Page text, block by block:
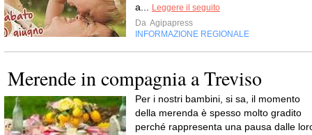
a...
Leggere il seguito
Da Agipapress
INFORMAZIONE REGIONALE
Merende in compagnia a Treviso
Per i nostri bambini, si sa, il momento
della merenda è spesso molto gradito
perché rappresenta una pausa dalle